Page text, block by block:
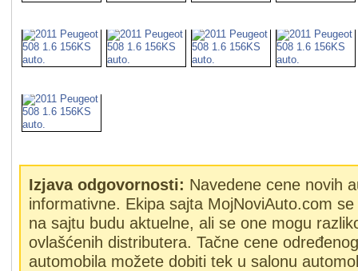
Izjava odgovornosti: Navedene cene novih
informativne. Ekipa sajta MojNoviAuto.com
na sajtu budu aktuelne, ali se one mogu
ovlašćenih distributera. Tačne cene
automobila možete dobiti tek u salonu